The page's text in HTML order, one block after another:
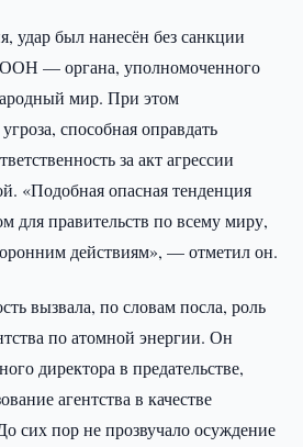
удар был нанесён без санкции
ООН — органа, уполномоченного
мир. При этом
способная оправдать
за акт агрессии
«Подобная опасная тенденция
для правительств по всему миру,
действиям», — отметил он.
вызвала, по словам посла, роль
по атомной энергии. Он
директора в предательстве,
агентства в качестве
сих пор не прозвучало осуждение